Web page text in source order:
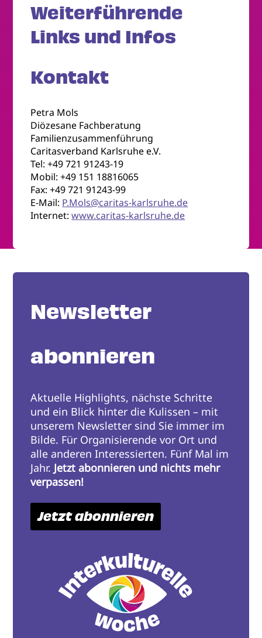
Weiterführende
Links und Infos
Kontakt
Petra Mols
Diözesane Fachberatung
Familienzusammenführung
Caritasverband Karlsruhe e.V.
Tel: +49 721 91243-19
Mobil: +49 151 18816065
Fax: +49 721 91243-99
E-Mail: P.Mols@caritas-karlsruhe.de
Internet:www.caritas-karlsruhe.de
Newsletter
abonnieren
Aktuelle Highlights, nächste Schritte
und ein Blick hinter die Kulissen – mit
unserem Newsletter sind Sie immer im
Bilde. Für Organisierende vor Ort und
alle anderen Interessierten. Fünf Mal im
Jahr. Jetzt abonnieren und nichts mehr
verpassen!
Jetzt abonnieren